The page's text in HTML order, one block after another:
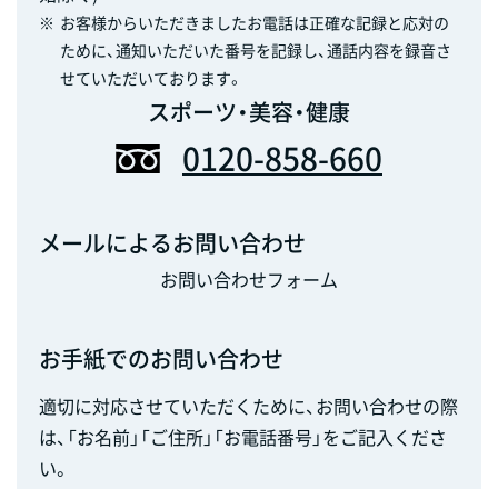
※ お客様からいただきましたお電話は正確な記録と応対の
ために、通知いただいた番号を記録し、通話内容を録音さ
せていただいております。
スポーツ・美容・健康
0120-858-660
メールによるお問い合わせ
お問い合わせフォーム
お手紙でのお問い合わせ
適切に対応させていただくために、お問い合わせの際
は、「お名前」「ご住所」「お電話番号」をご記入くださ
い。